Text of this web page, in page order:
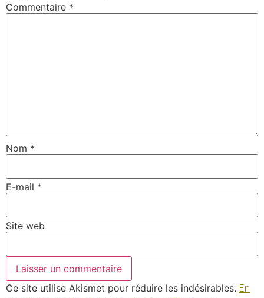
Commentaire *
Nom *
E-mail *
Site web
Ce site utilise Akismet pour réduire les indésirables. En